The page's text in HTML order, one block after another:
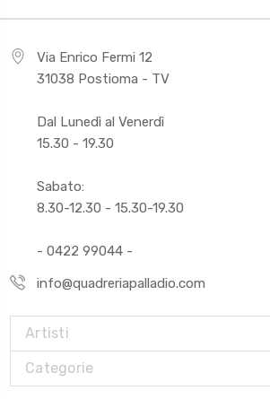
Via Enrico Fermi 12
31038 Postioma - TV
Dal Lunedì al Venerdì
15.30 - 19.30
Sabato:
8.30-12.30 - 15.30-19.30
- 0422 99044 -
info@quadreriapalladio.com
Artisti
Categorie